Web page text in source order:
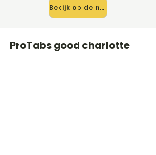
Bekijk op de nieuwe site →
ProTabs good charlotte